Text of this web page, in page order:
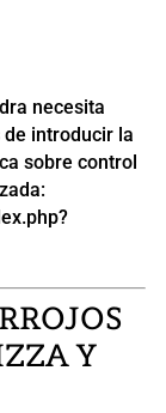
necesita
introducir la
sobre control
Y